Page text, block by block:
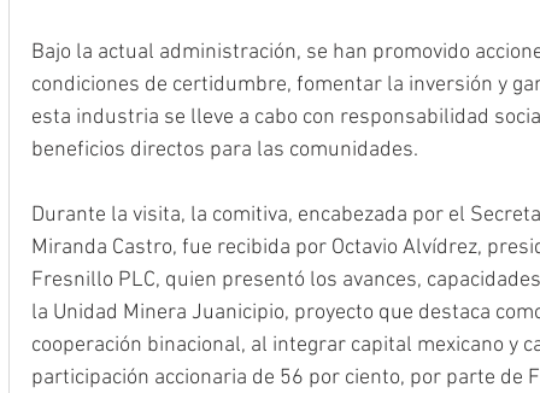
Bajo la actual administración, se han promovido
condiciones de certidumbre, fomentar la inversión y
esta industria se lleve a cabo con responsabilidad
beneficios directos para las comunidades.
Durante la visita, la comitiva, encabezada por el
Miranda Castro, fue recibida por Octavio Alvídrez,
Fresnillo PLC, quien presentó los avances,
la Unidad Minera Juanicipio, proyecto que destaca
cooperación binacional, al integrar capital mexicano y
participación accionaria de 56 por ciento, por parte de